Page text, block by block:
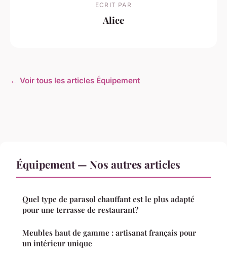
ECRIT PAR
Alice
← Voir tous les articles Équipement
Équipement — Nos autres articles
Quel type de parasol chauffant est le plus adapté
pour une terrasse de restaurant?
Meubles haut de gamme : artisanat français pour
un intérieur unique